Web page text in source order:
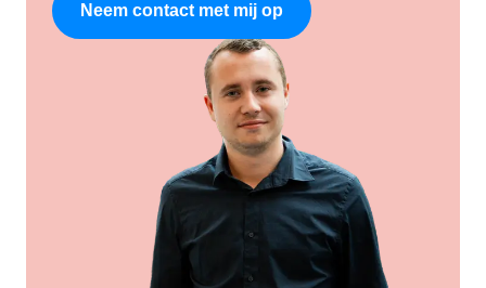
Neem contact met mij op